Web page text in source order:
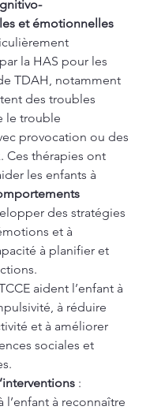
et émotionnelles
la HAS pour les
TDAH, notamment
des troubles
le trouble
provocation ou des
Ces thérapies ont
les enfants à
des stratégies
et à
à planifier et
aident l’enfant à
à réduire
et à améliorer
sociales et
:
l’enfant à reconnaître